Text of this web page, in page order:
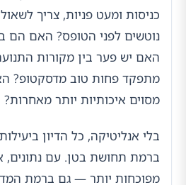
כניסות ומעט פניות, צריך
נוטשים לפני הטופס? האם הם
האם יש פער בין מקורות
מתפקד פחות טוב מדסקטופ?
מסוים איכותיות יותר מאחרות?
בלי אנליטיקה, כל הדיון
ברמת תחושת בטן. עם
מפוכחות יותר — גם ברמת